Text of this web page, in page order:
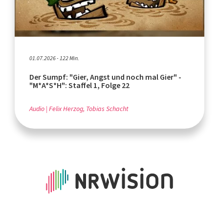
01.07.2026 - 122 Min.
Der Sumpf: "Gier, Angst und noch mal Gier" -
"M*A*S*H": Staffel 1, Folge 22
Audio Felix Herzog, Tobias Schacht